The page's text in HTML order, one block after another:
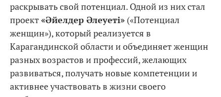
раскрывать свой потенциал. Одной из них стал
проект«Әйелдер Әлеуеті» («Потенциал
женщин»), который реализуется в
Карагандинской области и объединяет женщин
разных возрастов и профессий, желающих
развиваться, получать новые компетенции и
активнее участвовать в жизни своего